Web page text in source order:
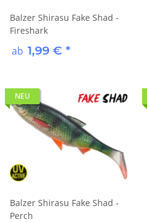
Balzer Shirasu Fake Shad -
Fireshark
ab 1,99 € *
NEU
Balzer Shirasu Fake Shad -
Perch